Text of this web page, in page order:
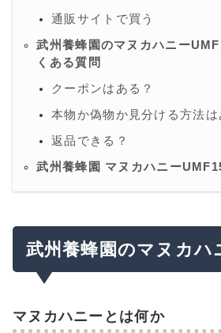
通販サイトで買う
武州養蜂園のマヌカハニー
くある質問
クーポンはある？
本物か偽物か見分ける方法は
返品できる？
武州養蜂園 マヌカハニー
武州養蜂園のマヌカハ
マヌカハニーとは何か